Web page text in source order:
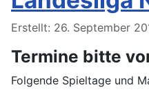
Details
Erstellt: 26. September
Termine bitte
Folgende Spieltage und